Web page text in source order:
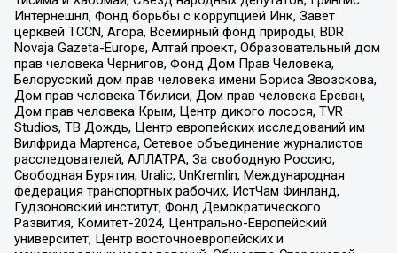
Интернешнл, Фонд борьбы с коррупцией Инк, Завет
церквей TCCN, Агора, Всемирный фонд природы, BDR
Novaja Gazeta-Europe, Алтай проект, Образовательный дом
прав человека Чернигов, Фонд Дом Прав Человека,
Белорусский дом прав человека имени Бориса Звозскова,
Дом прав человека Тбилиси, Дом прав человека Ереван,
Дом прав человека Крым, Центр дикого лосося, TVR
Studios, ТВ Дождь, Центр европейских исследований им
Вилфрида Мартенса, Сетевое объединение журналистов
расследователей, АЛЛАТРА, За свободную Россию,
Свободная Бурятия, Uralic, UnKremlin, Международная
федерация транспортных рабочих, ИстЧам Финланд,
Гудзоновский институт, Фонд Демократического
Развития, Комитет-2024, Центрально-Европейский
университет, Центр восточноевропейских и